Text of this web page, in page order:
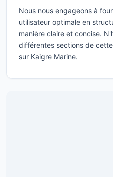
Nous nous engageons à
utilisateur optimale en
manière claire et concise.
différentes sections de
sur Kaigre Marine.